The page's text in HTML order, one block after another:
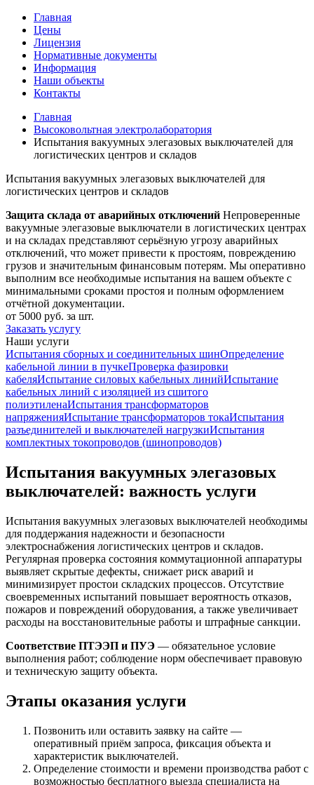
Главная
Цены
Лицензия
Нормативные документы
Информация
Наши объекты
Контакты
Главная
Высоковольтная электролаборатория
Испытания вакуумных элегазовых выключателей для
логистических центров и складов
Испытания вакуумных элегазовых выключателей для
логистических центров и складов
Защита склада от аварийных отключений Непроверенные
вакуумные элегазовые выключатели в логистических центрах
и на складах представляют серьёзную угрозу аварийных
отключений, что может привести к простоям, повреждению
грузов и значительным финансовым потерям. Мы оперативно
выполним все необходимые испытания на вашем объекте с
минимальными сроками простоя и полным оформлением
отчётной документации.
от 5000 руб. за шт.
Заказать услугу
Наши услуги
Испытания сборных и соединительных шинОпределение
кабельной линии в пучкеПроверка фазировки
кабеляИспытание силовых кабельных линийИспытание
кабельных линий с изоляцией из сшитого
полиэтиленаИспытания трансформаторов
напряженияИспытание трансформаторов токаИспытания
разъединителей и выключателей нагрузкиИспытания
комплектных токопроводов (шинопроводов)
Испытания вакуумных элегазовых
выключателей: важность услуги
Испытания вакуумных элегазовых выключателей необходимы
для поддержания надежности и безопасности
электроснабжения логистических центров и складов.
Регулярная проверка состояния коммутационной аппаратуры
выявляет скрытые дефекты, снижает риск аварий и
минимизирует простои складских процессов. Отсутствие
своевременных испытаний повышает вероятность отказов,
пожаров и повреждений оборудования, а также увеличивает
расходы на восстановительные работы и штрафные санкции.
Соответствие ПТЭЭП и ПУЭ — обязательное условие
выполнения работ; соблюдение норм обеспечивает правовую
и техническую защиту объекта.
Этапы оказания услуги
Позвонить или оставить заявку на сайте —
оперативный приём запроса, фиксация объекта и
характеристик выключателей.
Определение стоимости и времени производства работ с
возможностью бесплатного выезда специалиста на